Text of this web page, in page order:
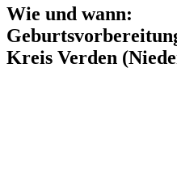
Wie und wann:
Kreis Verden